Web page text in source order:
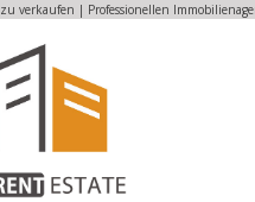
verkaufen | Professionellen